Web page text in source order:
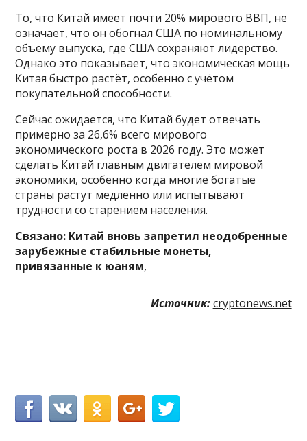
То, что Китай имеет почти 20% мирового ВВП, не
означает, что он обогнал США по номинальному
объему выпуска, где США сохраняют лидерство.
Однако это показывает, что экономическая мощь
Китая быстро растёт, особенно с учётом
покупательной способности.
Сейчас ожидается, что Китай будет отвечать
примерно за 26,6% всего мирового
экономического роста в 2026 году. Это может
сделать Китай главным двигателем мировой
экономики, особенно когда многие богатые
страны растут медленно или испытывают
трудности со старением населения.
Связано: Китай вновь запретил неодобренные
зарубежные стабильные монеты,
привязанные к юаням,
Источник: cryptonews.net